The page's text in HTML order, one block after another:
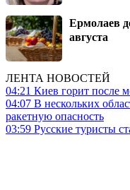
Ермолаев
августа
ЛЕНТА НОВОСТЕЙ
04:21 Киев горит после
04:07 В нескольких
ракетную опасность
03:59 Русские туристы